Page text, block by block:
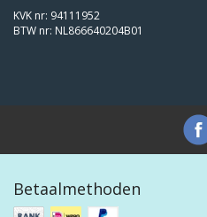
KVK nr: 94111952
BTW nr: NL866640204B01
Betaalmethoden